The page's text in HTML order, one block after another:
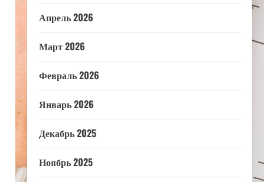
Апрель 2026
Март 2026
Февраль 2026
Январь 2026
Декабрь 2025
Ноябрь 2025